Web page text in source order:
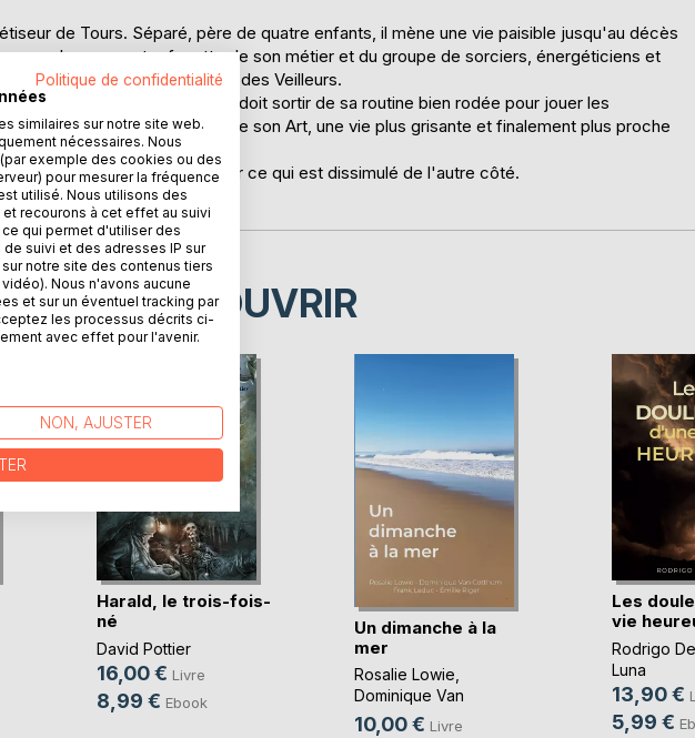
de Tours. Séparé, père de quatre enfants, il mène une vie paisible jusqu'au décès
alors une autre facette de son métier et du groupe de sorciers, énergéticiens et
dont il fait partie : l'Ordre des Veilleurs.
d'Ordre au passé sulfureux, il doit sortir de sa routine bien rodée pour jouer les
une autre façon de vivre son Art, une vie plus grisante et finalement plus proche
le Voile pour découvrir ce qui est dissimulé de l'autre côté.
?
À DÉCOUVRIR
Harald, le trois-fois-
né
David Pottier
16,00 € Livre
8,99 € Ebook
Un dimanche à la
mer
Rosalie Lowie
Dominique Van
Cotthem, ...
10,00 € Livre
Les
vie
Rodrigo
Luna
13,90 €
5,99 €
Politique de confidentialité
similaires sur notre site web.
nécessaires. Nous
exemple des cookies ou des
pour mesurer la fréquence
utilisé. Nous utilisons des
recourons à cet effet au suivi
qui permet d'utiliser des
suivi et des adresses IP sur
notre site des contenus tiers
Nous n'avons aucune
et sur un éventuel tracking par
les processus décrits ci-
avec effet pour l'avenir.
NON, AJUSTER